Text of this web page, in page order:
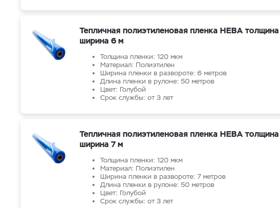
Тепличная полиэтиленовая пленка НЕВА
ширина 6 м
Толщина пленки: 120 мкм
Материал: Полиэтилен
Ширина пленки в развороте: 6 метров
Длина пленки в рулоне: 50 метров
Цвет: Голубой
Срок службы: от 3 лет
Тепличная полиэтиленовая пленка НЕВА
ширина 7 м
Толщина пленки: 120 мкм
Материал: Полиэтилен
Ширина пленки в развороте: 7 метров
Длина пленки в рулоне: 50 метров
Цвет: Голубой
Срок службы: от 3 лет